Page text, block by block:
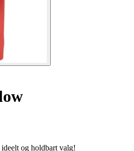
og holdbart valg!